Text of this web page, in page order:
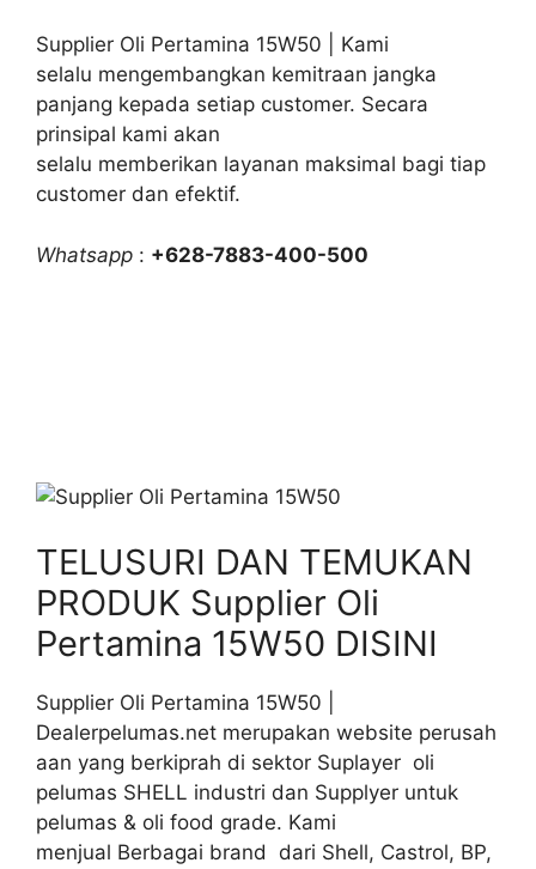
Supplier Oli Pertamina 15W50 | Kami
selalu mengembangkan kemitraan jangka
panjang kepada setiap customer. Secara
prinsipal kami akan
selalu memberikan layanan maksimal bagi tiap
customer dan efektif.
Whatsapp : +628-7883-400-500
TELUSURI DAN TEMUKAN
PRODUK Supplier Oli
Pertamina 15W50 DISINI
Supplier Oli Pertamina 15W50 |
Dealerpelumas.net merupakan website perusah
aan yang berkiprah di sektor Suplayer oli
pelumas SHELL industri dan Supplyer untuk
pelumas & oli food grade. Kami
menjual Berbagai brand dari Shell, Castrol, BP,